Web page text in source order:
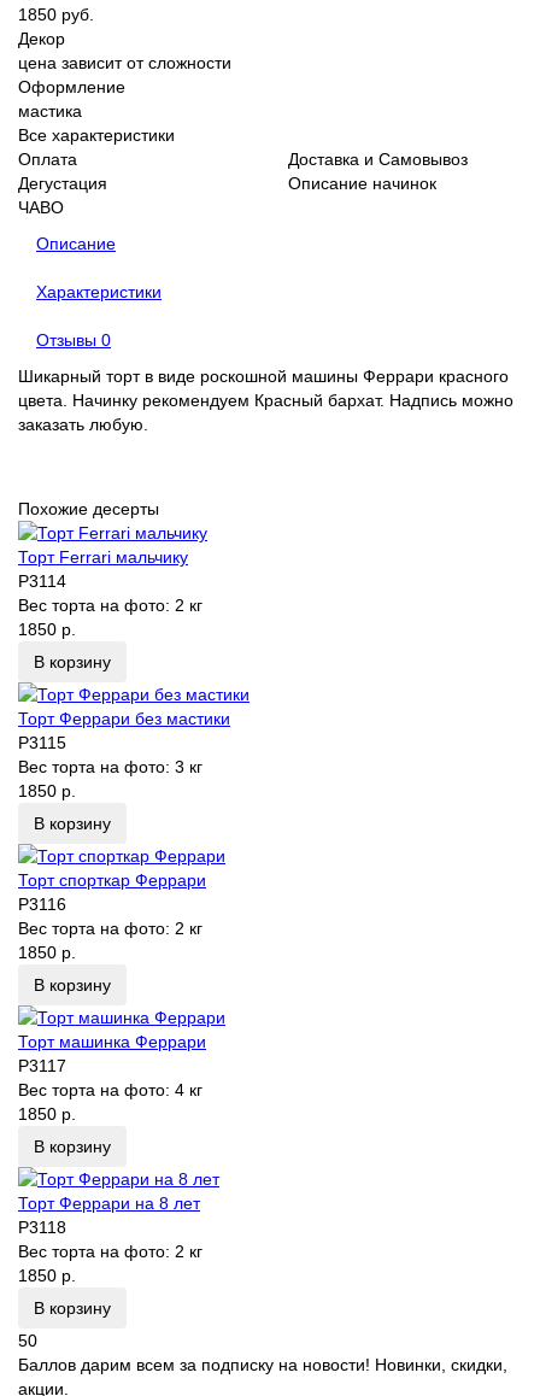
1850 руб.
Декор
цена зависит от сложности
Оформление
мастика
Все характеристики
Оплата
Доставка и Самовывоз
Дегустация
Описание начинок
ЧАВО
Описание
Характеристики
Отзывы 0
Шикарный торт в виде роскошной машины Феррари красного
цвета. Начинку рекомендуем Красный бархат. Надпись можно
заказать любую.
Похожие десерты
Торт Ferrari мальчику
P3114
Вес торта на фото: 2 кг
1850 р.
В корзину
Торт Феррари без мастики
P3115
Вес торта на фото: 3 кг
1850 р.
В корзину
Торт спорткар Феррари
P3116
Вес торта на фото: 2 кг
1850 р.
В корзину
Торт машинка Феррари
P3117
Вес торта на фото: 4 кг
1850 р.
В корзину
Торт Феррари на 8 лет
P3118
Вес торта на фото: 2 кг
1850 р.
В корзину
50
Баллов дарим всем за подписку на новости! Новинки, скидки,
акции.